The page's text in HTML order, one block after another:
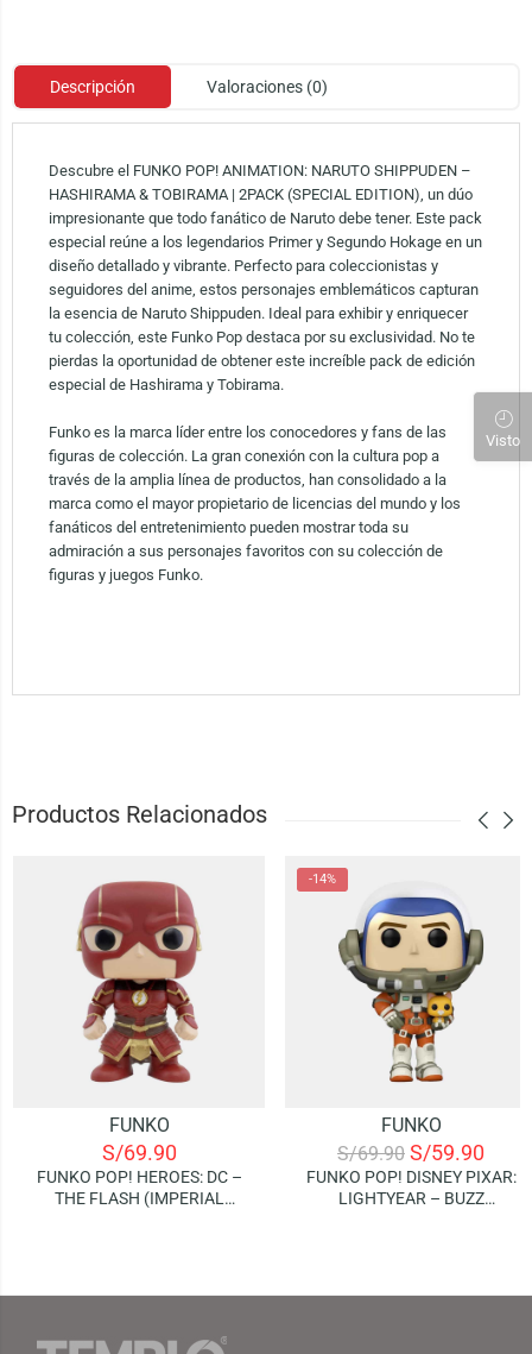
Descripción Valoraciones (0)
Descubre el FUNKO POP! ANIMATION: NARUTO SHIPPUDEN –
HASHIRAMA & TOBIRAMA | 2PACK (SPECIAL EDITION), un dúo
impresionante que todo fanático de Naruto debe tener. Este pack
especial reúne a los legendarios Primer y Segundo Hokage en un
diseño detallado y vibrante. Perfecto para coleccionistas y
seguidores del anime, estos personajes emblemáticos capturan
la esencia de Naruto Shippuden. Ideal para exhibir y enriquecer
tu colección, este Funko Pop destaca por su exclusividad. No te
pierdas la oportunidad de obtener este increíble pack de edición
especial de Hashirama y Tobirama.
Funko es la marca líder entre los conocedores y fans de las
figuras de colección. La gran conexión con la cultura pop a
través de la amplia línea de productos, han consolidado a la
marca como el mayor propietario de licencias del mundo y los
fanáticos del entretenimiento pueden mostrar toda su
admiración a sus personajes favoritos con su colección de
figuras y juegos Funko.
Productos Relacionados
FUNKO
S/69.90
FUNKO POP! HEROES: DC –
THE FLASH (IMPERIAL
-14%
FUNKO
S/69.90 S/59.90
FUNKO POP! DISNEY PIXAR:
LIGHTYEAR – BUZZ
Visto